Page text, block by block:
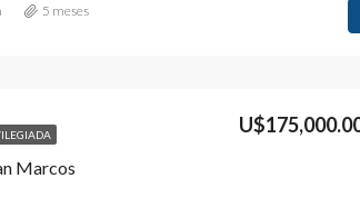
5 meses
Marcos